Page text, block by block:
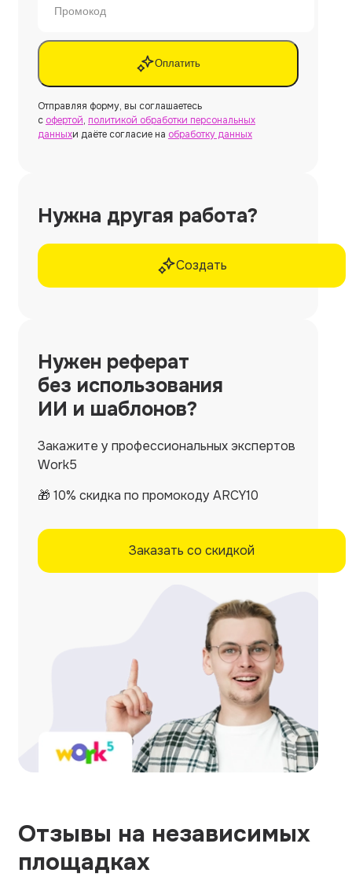
Оплатить
Отправляя форму, вы соглашаетесь
с офертой, политикой обработки персональных
данныхи даёте согласие на обработку данных
Нужна другая работа?
Создать
Нужен реферат
без использования
ИИ и шаблонов?
Закажите у профессиональных экспертов
Work5
🎁 10% скидка по промокоду ARCY10
Заказать со скидкой
Отзывы на независимых
площадках